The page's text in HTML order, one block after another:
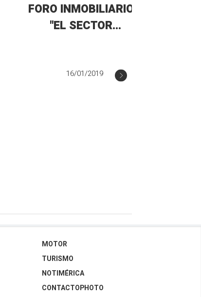
FORO INMOBILIARIO
"EL SECTOR
PLANIFICACIÓN DE
16/01/2019
MOTOR
TURISMO
NOTIMÉRICA
CONTACTOPHOTO